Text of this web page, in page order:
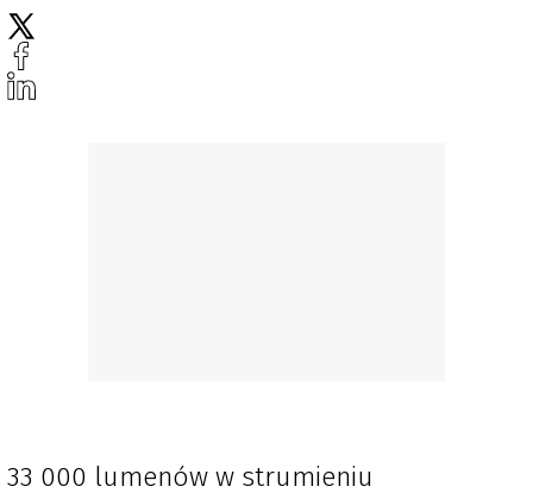
33 000 lumenów w strumieniu